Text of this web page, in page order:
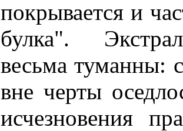
покрывается и
булка".
весьма туманны:
вне черты
исчезновения